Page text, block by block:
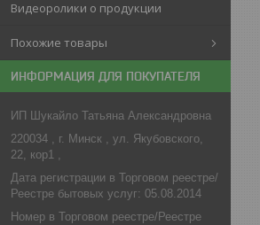
Видеоролики о продукции
Похожие товары
ИНФОРМАЦИЯ ДЛЯ ПОКУПАТЕЛЯ
ИП Шукайло Татьяна Александровна
220034 , г. Минск , ул. Якубовского,
22, кор1 ,
Дата регистрации в Торговом реестре/
Реестре бытовых услуг: 05.08.2014
Номер в Торговом реестре/Реестре